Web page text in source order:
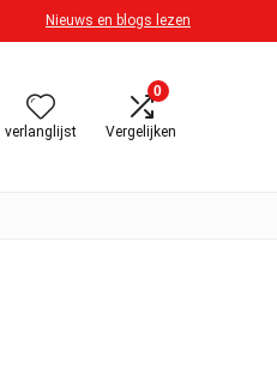
Nieuws en blogs lezen
verlanglijst
0
Vergelijken